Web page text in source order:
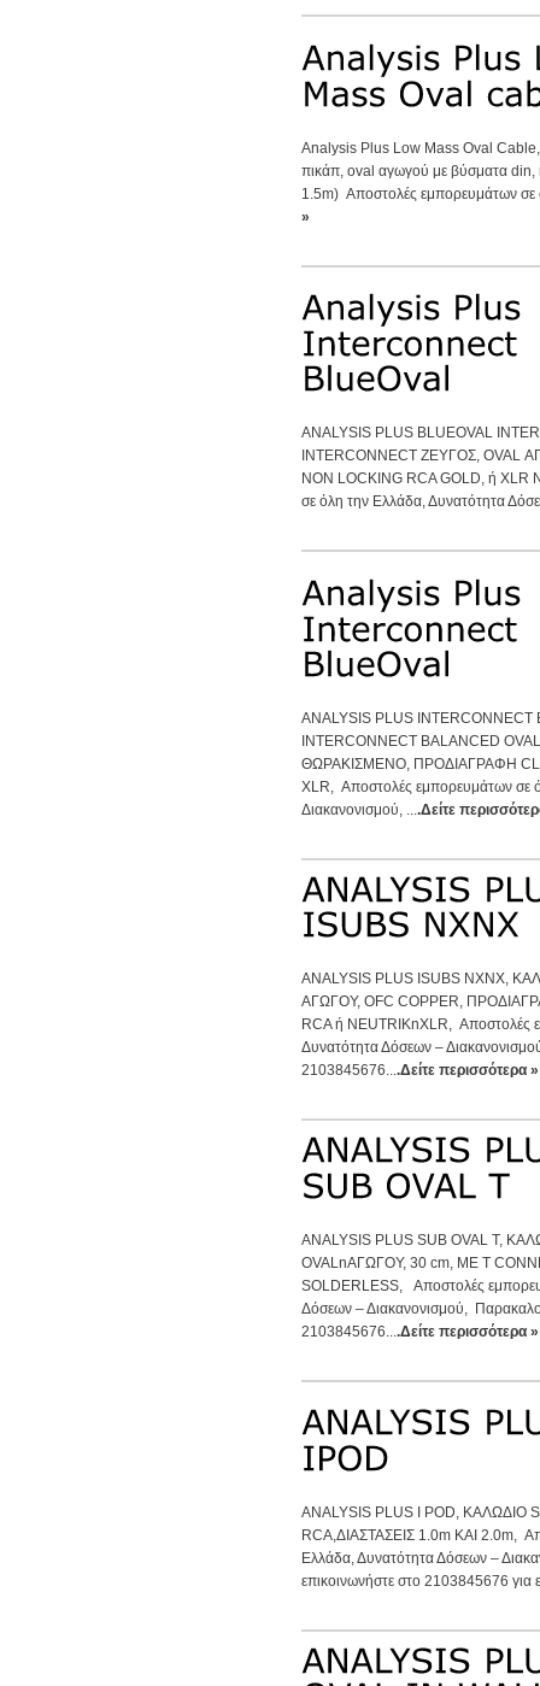
Analysis Plus Low Mass Oval
πικάπ, oval αγωγού με βύσματα din,
1.5m) Αποστολές εμπορευμάτων σε
»
ANALYSIS PLUS BLUEOVAL
INTERCONNECT ΖΕΥΓΟΣ, OVAL
NON LOCKING RCA GOLD, ή XLR
σε όλη την Ελλάδα, Δυνατότητα
ANALYSIS PLUS
INTERCONNECT BALANCED
ΘΩΡΑΚΙΣΜΕΝΟ, ΠΡΟΔΙΑΓΡΑΦΗ CL3
XLR, Αποστολές εμπορευμάτων σε
Διακανονισμού, ....Δείτε
ANALYSIS PLUS ISUBS NXNX,
ΑΓΩΓΟΥ, OFC COPPER,
RCA ή NEUTRIKnXLR, Αποστολές
Δυνατότητα Δόσεων –
2103845676....Δείτε περισσότερα »
ANALYSIS PLUS SUB OVAL T,
OVALnΑΓΩΓΟΥ, 30 cm, ΜΕ T
SOLDERLESS, Αποστολές
Δόσεων – Διακανονισμού,
2103845676... .Δείτε περισσότερα »
ANALYSIS PLUS I POD, KAΛΩΔΙΟ
RCA,ΔΙΑΣΤΑΣΕΙΣ 1.0m ΚΑΙ 2.0m,
Ελλάδα, Δυνατότητα Δόσεων –
επικοινωνήστε στο 2103845676 για